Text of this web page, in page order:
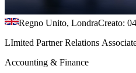
Regno Unito, LondraCreato:
LImited Partner Relations
Accounting & Finance